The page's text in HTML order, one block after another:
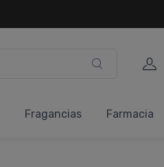
Fragancias Farmacia